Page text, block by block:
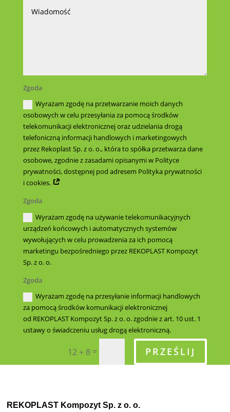
Zgoda
Wyrażam zgodę na przetwarzanie moich danych
osobowych w celu przesyłania za pomocą środków
telekomunikacji elektronicznej oraz udzielania drogą
telefoniczną informacji handlowych i marketingowych
przez Rekoplast Sp. z o. o., która to spółka przetwarza dane
osobowe, zgodnie z zasadami opisanymi w Polityce
prywatności, dostępnej pod adresem Polityka prywatności
i cookies.
Zgoda
Wyrażam zgodę na używanie telekomunikacyjnych
urządzeń końcowych i automatycznych systemów
wywołujących w celu prowadzenia za ich pomocą
marketingu bezpośredniego przez REKOPLAST Kompozyt
Sp. z o. o.
Zgoda
Wyrażam zgodę na przesyłanie informacji handlowych
za pomocą środków komunikacji elektronicznej
od REKOPLAST Kompozyt Sp. z o. o. zgodnie z art. 10 ust. 1
ustawy o świadczeniu usług drogą elektroniczną.
12 + 8 = PRZEŚLIJ
REKOPLAST Kompozyt Sp. z o. o.